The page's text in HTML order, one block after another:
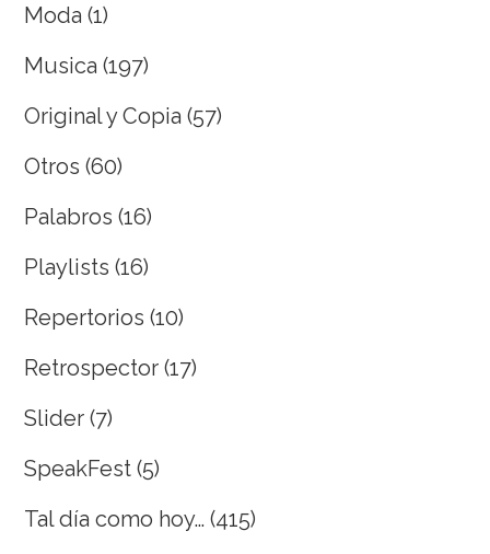
Moda (1)
Musica (197)
Original y Copia (57)
Otros (60)
Palabros (16)
Playlists (16)
Repertorios (10)
Retrospector (17)
Slider (7)
SpeakFest (5)
Tal día como hoy… (415)